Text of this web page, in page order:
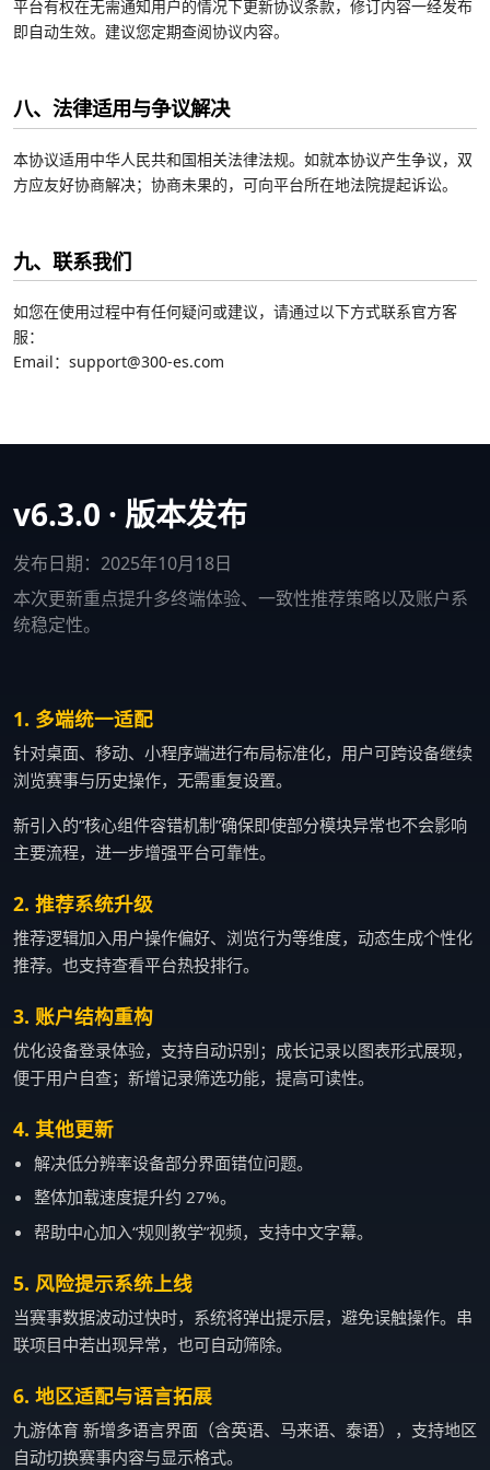
平台有权在无需通知用户的情况下更新协议条款，修订内容一经发布
即自动生效。建议您定期查阅协议内容。
八、法律适用与争议解决
本协议适用中华人民共和国相关法律法规。如就本协议产生争议，双
方应友好协商解决；协商未果的，可向平台所在地法院提起诉讼。
九、联系我们
如您在使用过程中有任何疑问或建议，请通过以下方式联系官方客
服：
Email：support@300-es.com
v6.3.0 · 版本发布
发布日期：2025年10月18日
本次更新重点提升多终端体验、一致性推荐策略以及账户系
统稳定性。
1. 多端统一适配
针对桌面、移动、小程序端进行布局标准化，用户可跨设备继续
浏览赛事与历史操作，无需重复设置。
新引入的“核心组件容错机制”确保即使部分模块异常也不会影响
主要流程，进一步增强平台可靠性。
2. 推荐系统升级
推荐逻辑加入用户操作偏好、浏览行为等维度，动态生成个性化
推荐。也支持查看平台热投排行。
3. 账户结构重构
优化设备登录体验，支持自动识别；成长记录以图表形式展现，
便于用户自查；新增记录筛选功能，提高可读性。
4. 其他更新
解决低分辨率设备部分界面错位问题。
整体加载速度提升约 27%。
帮助中心加入“规则教学”视频，支持中文字幕。
5. 风险提示系统上线
当赛事数据波动过快时，系统将弹出提示层，避免误触操作。串
联项目中若出现异常，也可自动筛除。
6. 地区适配与语言拓展
九游体育 新增多语言界面（含英语、马来语、泰语），支持地区
自动切换赛事内容与显示格式。